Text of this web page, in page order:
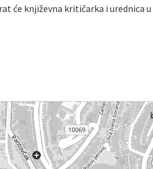
će književna kritičarka i urednica